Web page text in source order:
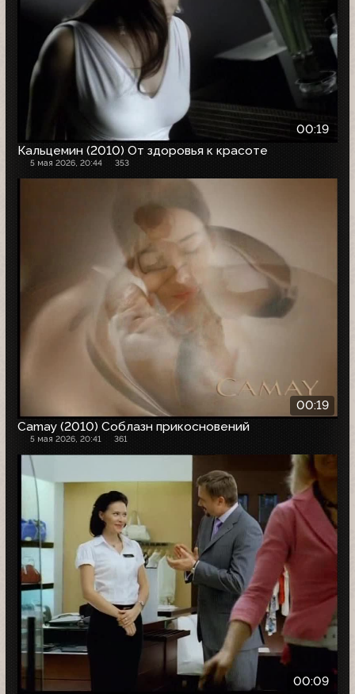
00:19
Кальцемин (2010) От здоровья к красоте
5 мая 2026, 20:44 353
00:19
Camay (2010) Соблазн прикосновений
5 мая 2026, 20:41 361
00:09